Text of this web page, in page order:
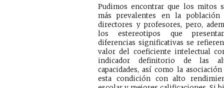
Pudimos encontrar que los mitos
más prevalentes en la población
directores y profesores, pero,
los estereotipos que
diferencias significativas se
valor del coeficiente intelectual
indicador definitorio de las
capacidades, así como la asociación
esta condición con alto